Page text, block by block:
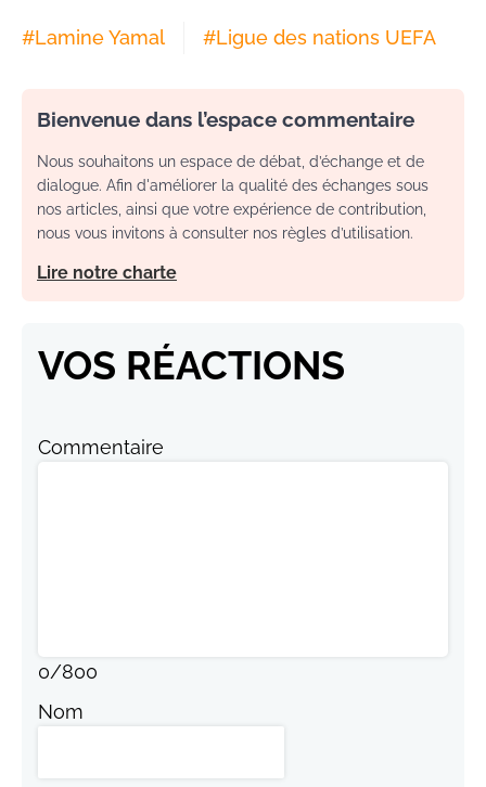
#Lamine Yamal #Ligue des nations UEFA
Bienvenue dans l’espace commentaire
Nous souhaitons un espace de débat, d’échange et de
dialogue. Afin d'améliorer la qualité des échanges sous
nos articles, ainsi que votre expérience de contribution,
nous vous invitons à consulter nos règles d’utilisation.
Lire notre charte
VOS RÉACTIONS
Commentaire
0/800
Nom